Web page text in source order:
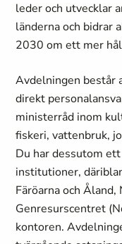
leder och utvecklar
länderna och bidrar
2030 om ett mer
Avdelningen består
direkt
ministerråd inom
fiskeri, vattenbruk,
Du har dessutom
institutioner,
Färöarna och
Genresurscentret
kontoren.